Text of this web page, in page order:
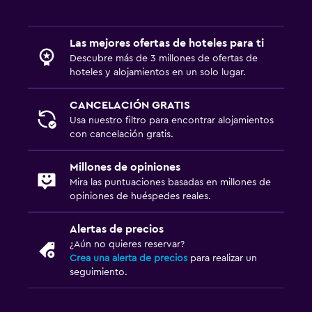
Las mejores ofertas de hoteles para ti
Descubre más de 3 millones de ofertas de
hoteles y alojamientos en un solo lugar.
CANCELACIÓN GRATIS
Usa nuestro filtro para encontrar alojamientos
con cancelación gratis.
Millones de opiniones
Mira las puntuaciones basadas en millones de
opiniones de huéspedes reales.
Alertas de precios
¿Aún no quieres reservar?
Crea una alerta de precios para realizar un
seguimiento.